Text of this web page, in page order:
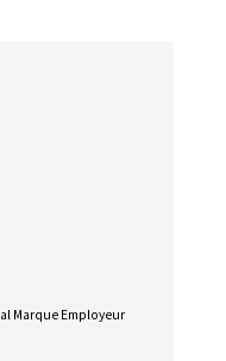
Marque Employeur